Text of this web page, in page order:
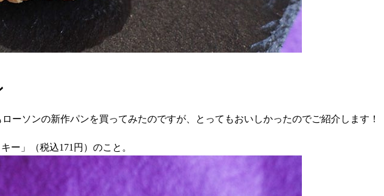
ソンの新作パンを買ってみたのですが、とってもおいしかったのでご紹介します！
ー」（税込171円）のこと。